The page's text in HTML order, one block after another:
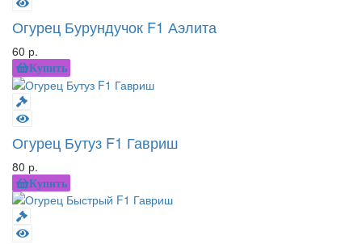
Огурец Бурундучок F1 Аэлита
60 р.
Купить
Огурец Бутуз F1 Гавриш
80 р.
Купить